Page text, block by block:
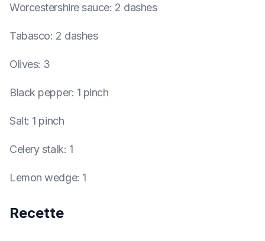
Worcestershire sauce: 2 dashes
Tabasco: 2 dashes
Olives: 3
Black pepper: 1 pinch
Salt: 1 pinch
Celery stalk: 1
Lemon wedge: 1
Recette